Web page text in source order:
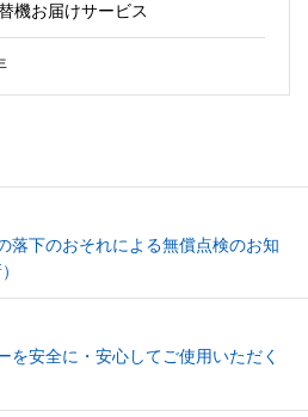
機お届けサービス
落下のおそれによる無償点検のお知
を安全に・安心してご使用いただく